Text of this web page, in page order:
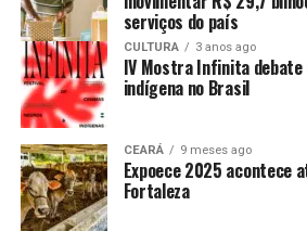
serviços do país
CULTURA 3 anos ago
IV Mostra Infinita debate
indígena no Brasil
CEARÁ 9 meses ago
Expoece 2025 acontece
Fortaleza